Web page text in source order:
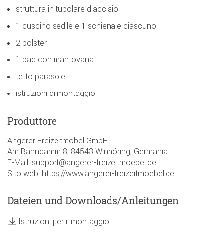
struttura in tubolare d'acciaio
1 cuscino sedile e 1 schienale ciascunoi
2 bolster
1 pad con mantovana
tetto parasole
istruzioni di montaggio
Produttore
Angerer Freizeitmöbel GmbH
Am Bahndamm 8, 84543 Winhöring, Germania
E-Mail: support@angerer-freizeitmoebel.de
Sito web: https://www.angerer-freizeitmoebel.de
Dateien und Downloads/Anleitungen
Istruzioni per il montaggio